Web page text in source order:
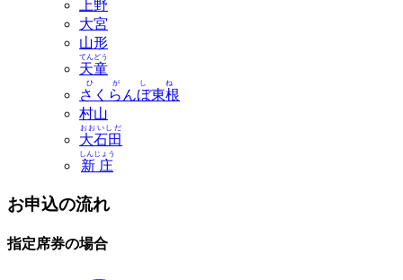
上野
大宮
山形
天童
てんどう
さくらんぼ東根
ひがしね
村山
大石田
おおいしだ
新庄
しんじょう
お申込の流れ
指定席券の場合